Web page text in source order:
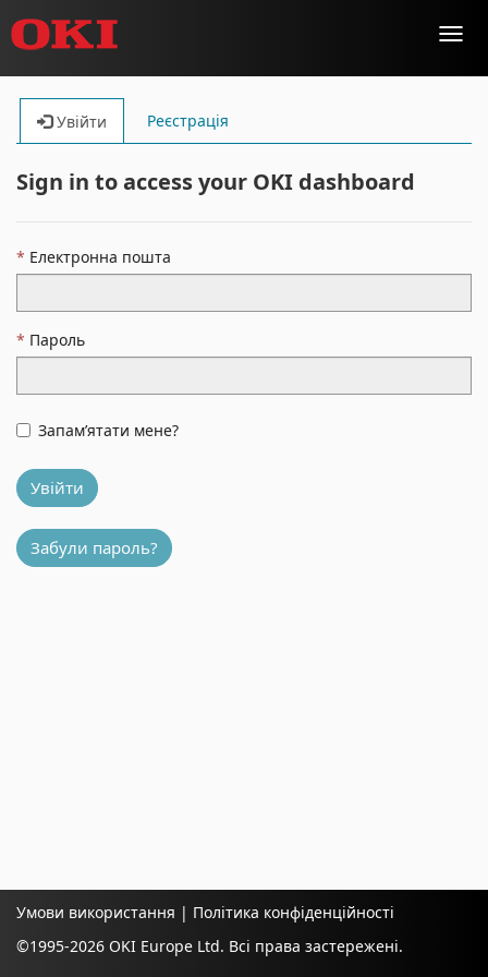
Увійти Реєстрація
Sign in to access your OKI dashboard
Електронна пошта
Пароль
Запам’ятати мене?
Увійти
Забули пароль?
Умови використання | Політика конфіденційності
©1995-2026 OKI Europe Ltd. Всі права застережені.